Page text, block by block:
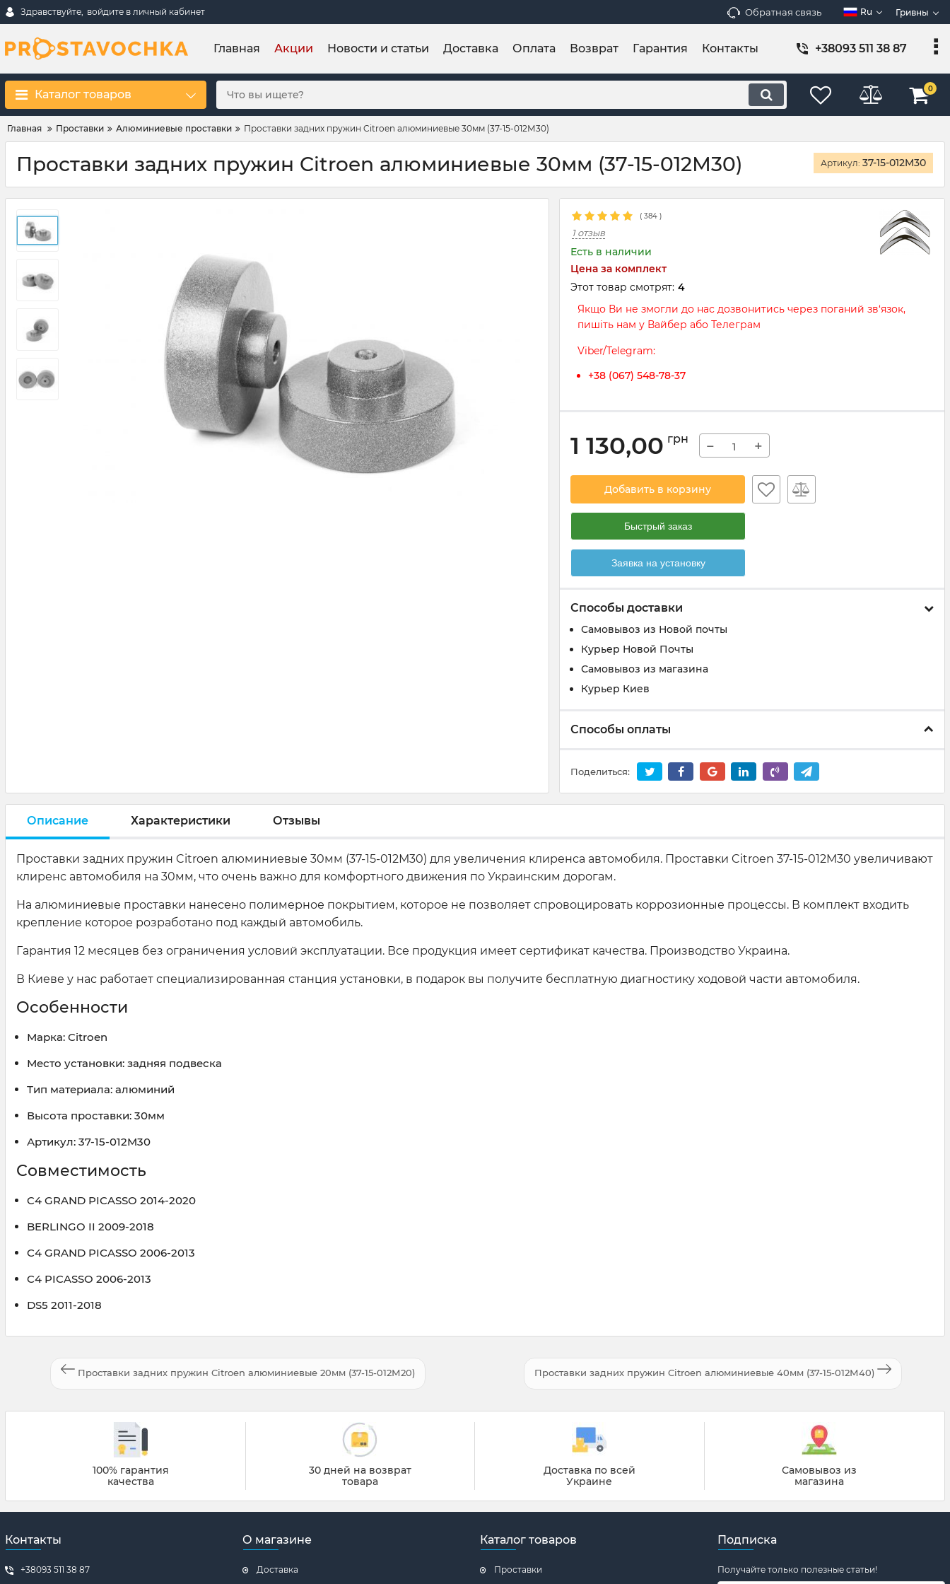
Здравствуйте, войдите в личный кабинет Обратная связь Ru Гривны
Главная Акции Новости и статьи Доставка Оплата Возврат Гарантия Контакты +38093 511 38 87
Каталог товаров 0
Главная Проставки Алюминиевые проставки Проставки задних пружин Citroen алюминиевые 30мм (37-15-012М30)
Проставки задних пружин Citroen алюминиевые 30мм (37-15-012М30) Артикул: 37-15-012M30
( 384 )
1 отзыв
Есть в наличии
Цена за комплект
Этот товар смотрят: 4
Якщо Ви не змогли до нас дозвонитись через поганий зв‘язок,
пишіть нам у Вайбер або Телеграм
Viber/Telegram:
+38 (067) 548-78-37
1 130,00 грн − +
Добавить в корзину
Быстрый заказ
Заявка на установку
Способы доставки
Самовывоз из Новой почты
Курьер Новой Почты
Самовывоз из магазина
Курьер Киев
Способы оплаты
Поделиться:
Описание Характеристики Отзывы
Проставки задних пружин Citroen алюминиевые 30мм (37-15-012М30) для увеличения клиренса автомобиля. Проставки Citroen 37-15-012M30 увеличивают
клиренс автомобиля на 30мм, что очень важно для комфортного движения по Украинским дорогам.
На алюминиевые проставки нанесено полимерное покрытием, которое не позволяет спровоцировать коррозионные процессы. В комплект входить
крепление которое розработано под каждый автомобиль.
Гарантия 12 месяцев без ограничения условий эксплуатации. Все продукция имеет сертификат качества. Производство Украина.
В Киеве у нас работает специализированная станция установки, в подарок вы получите бесплатную диагностику ходовой части автомобиля.
Особенности
Марка: Citroen
Место установки: задняя подвеска
Тип материала: алюминий
Высота проставки: 30мм
Артикул: 37-15-012M30
Совместимость
C4 GRAND PICASSO 2014-2020
BERLINGO II 2009-2018
C4 GRAND PICASSO 2006-2013
C4 PICASSO 2006-2013
DS5 2011-2018
Проставки задних пружин Citroen алюминиевые 20мм (37-15-012М20) Проставки задних пружин Citroen алюминиевые 40мм (37-15-012М40)
100% гарантия
качества
30 дней на возврат
товара
Доставка по всей
Украине
Самовывоз из
магазина
Контакты
+38093 511 38 87
О магазине
Доставка
Каталог товаров
Проставки
Подписка
Получайте только полезные статьи!